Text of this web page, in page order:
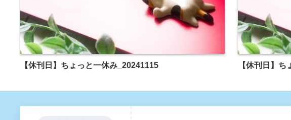
【休刊日】ちょっと一休み_20241115 【休刊日】ち